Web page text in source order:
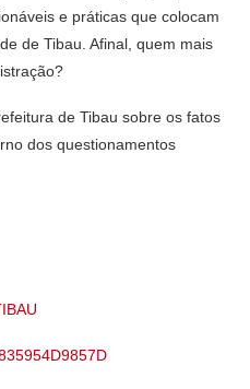
e práticas que colocam
de Tibau. Afinal, quem mais
de Tibau sobre os fatos
dos questionamentos